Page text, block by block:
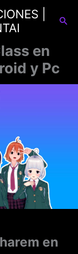
|
en
y Pc
en